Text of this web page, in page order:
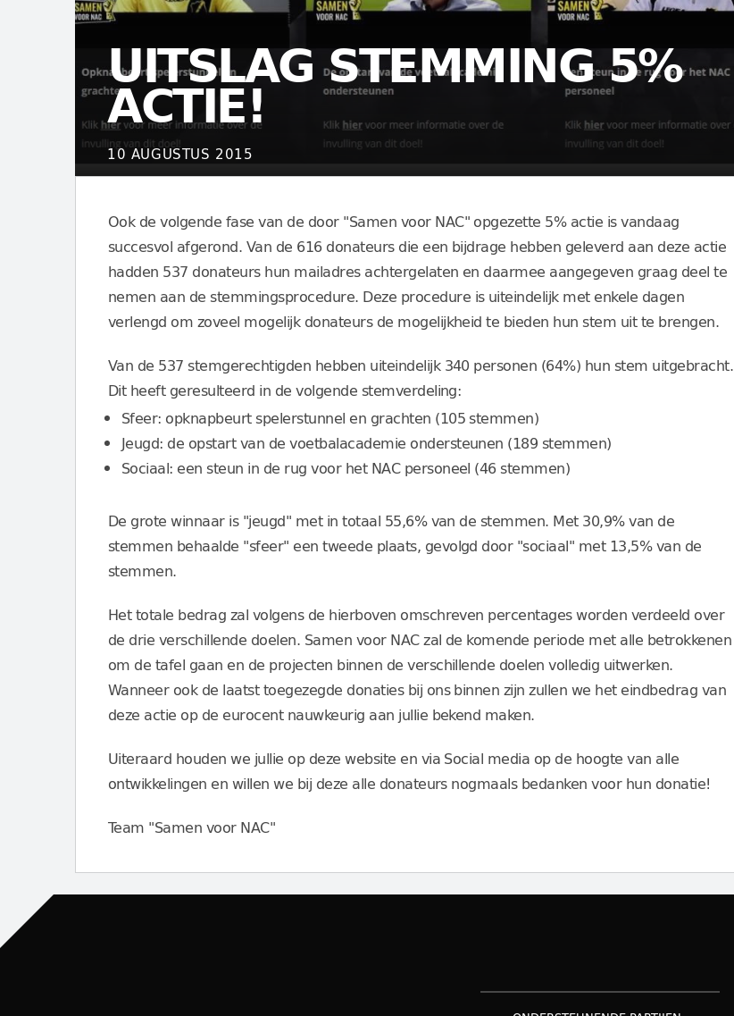
UITSLAG STEMMING 5%
ACTIE!
10 AUGUSTUS 2015
Ook de volgende fase van de door "Samen voor NAC" opgezette 5% actie is vandaag
succesvol afgerond. Van de 616 donateurs die een bijdrage hebben geleverd aan deze actie
hadden 537 donateurs hun mailadres achtergelaten en daarmee aangegeven graag deel te
nemen aan de stemmingsprocedure. Deze procedure is uiteindelijk met enkele dagen
verlengd om zoveel mogelijk donateurs de mogelijkheid te bieden hun stem uit te brengen.
Van de 537 stemgerechtigden hebben uiteindelijk 340 personen (64%) hun stem uitgebracht.
Dit heeft geresulteerd in de volgende stemverdeling:
Sfeer: opknapbeurt spelerstunnel en grachten (105 stemmen)
Jeugd: de opstart van de voetbalacademie ondersteunen (189 stemmen)
Sociaal: een steun in de rug voor het NAC personeel (46 stemmen)
De grote winnaar is "jeugd" met in totaal 55,6% van de stemmen. Met 30,9% van de
stemmen behaalde "sfeer" een tweede plaats, gevolgd door "sociaal" met 13,5% van de
stemmen.
Het totale bedrag zal volgens de hierboven omschreven percentages worden verdeeld over
de drie verschillende doelen. Samen voor NAC zal de komende periode met alle betrokkenen
om de tafel gaan en de projecten binnen de verschillende doelen volledig uitwerken.
Wanneer ook de laatst toegezegde donaties bij ons binnen zijn zullen we het eindbedrag van
deze actie op de eurocent nauwkeurig aan jullie bekend maken.
Uiteraard houden we jullie op deze website en via Social media op de hoogte van alle
ontwikkelingen en willen we bij deze alle donateurs nogmaals bedanken voor hun donatie!
Team "Samen voor NAC"